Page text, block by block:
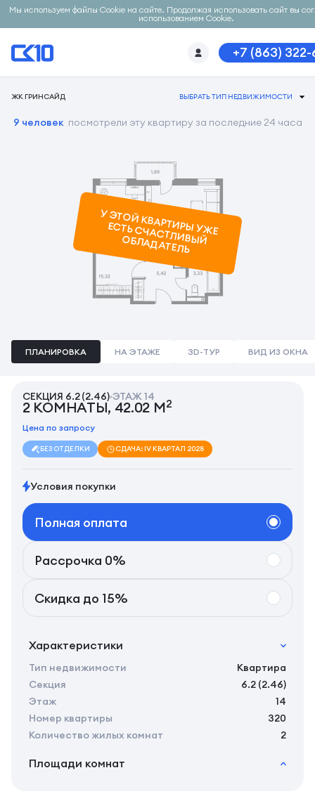
Мы используем файлы Cookie на сайте. Продолжая использовать сайт вы
использованием Cookie.
+7 (863)
ЖК ГРИНСАЙД ВЫБРАТЬ ТИП НЕДВИЖИМОСТИ
9 человек посмотрели эту квартиру за последние 24 часа
У ЭТОЙ КВАРТИРЫ УЖ
Е
ЕСТЬ СЧАСТЛИВЫЙ ОБЛАДАТЕЛЬ
ПЛАНИРОВКА НА ЭТАЖЕ 3D-ТУР ВИД ИЗ ОКНА
СЕКЦИЯ 6.2 (2.46) ЭТАЖ 14
2 КОМНАТЫ, 42.02 М2
Цена по запросу
БЕЗ ОТДЕЛКИ СДАЧА: IV КВАРТАЛ 2028
Условия покупки
Полная оплата
Рассрочка 0%
Скидка до 15%
Характеристики
Тип недвижимости
Квартира
Секция
6.2 (2.46)
Этаж
14
Номер квартиры
320
Количество жилых комнат
2
Площади комнат